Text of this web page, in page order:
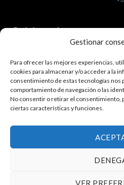
Gestionar
Para ofrecer las mejores experiencias,
cookies para almacenar y/o acceder a la
consentimiento de estas tecnologías nos
comportamiento de navegación o las
No consentir o retirar el consentimiento,
ciertas características y funciones.
VER
Colaborador:
¿Quieres trabajar con